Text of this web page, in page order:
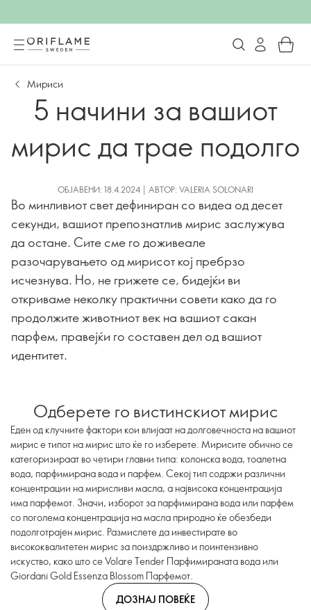
Мириси
5 начини за вашиот
мирис да трае подолго
ОБЈАВЕНИ: 18.4.2024 | АВТОР: VALERIA SOLONARI
Во минливиот свет дефиниран со видеа од десет
секунди, вашиот препознатлив мирис заслужува
да остане. Сите сме го доживеале
разочарувањето од мирисот кој пребрзо
исчезнува. Но, не грижете се, бидејќи ви
откриваме неколку практични совети како да го
продолжите животниот век на вашиот сакан
парфем, правејќи го составен дел од вашиот
идентитет.
Одберете го вистинскиот мирис
Еден од клучните фактори кои влијаат на долговечноста на вашиот
мирис е типот на мирис што ќе го изберете. Мирисите обично се
категоризираат во четири главни типа: колонска вода, тоалетна
вода, парфимирана вода и парфем. Секој тип содржи различни
концентрации на мирисливи масла, а највисока концентрација
има парфемот. Значи, изборот за парфимирана вода или парфем
со поголема концентрација на масла природно ќе обезбеди
подолготрајен мирис. Размислете да инвестирате во
висококвалитетен мирис за поиздржливо и поинтензивно
искуство, како што се Volare Tender Парфимираната вода или
Giordani Gold Essenza Blossom Парфемот.
ДОЗНАЈ ПОВЕЌЕ